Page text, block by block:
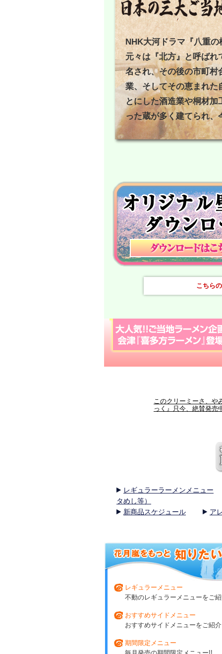
NHK大河ドラマ『八重
元々は『北方』と呼ばれ
名され、その後の市町村
業、そしてその恵まれた
とにした酒造業や桐材
った蔵が多く建てられ、
こちら
このクリーミーさ、や
っく』只今、絶賛発売
レギュラーラーメンメニュー
タめし等）
新商品スケジュール
ア
レギュラーメニュー
不動のレギュラーメニューをご
おすすめサイドメニュー
おすすめサイドメニューをご紹
期間限定メニュー